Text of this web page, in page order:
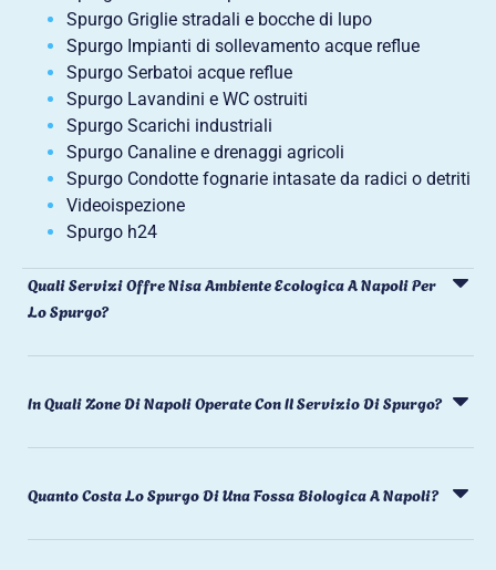
Spurgo Griglie stradali e bocche di lupo
Spurgo Impianti di sollevamento acque reflue
Spurgo Serbatoi acque reflue
Spurgo Lavandini e WC ostruiti
Spurgo Scarichi industriali
Spurgo Canaline e drenaggi agricoli
Spurgo Condotte fognarie intasate da radici o detriti
Videoispezione
Spurgo h24
Quali Servizi Offre Nisa Ambiente Ecologica A Napoli Per
Lo Spurgo?
In Quali Zone Di Napoli Operate Con Il Servizio Di Spurgo?
Quanto Costa Lo Spurgo Di Una Fossa Biologica A Napoli?